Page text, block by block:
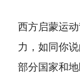
西方启蒙运
力，如同你
部分国家和